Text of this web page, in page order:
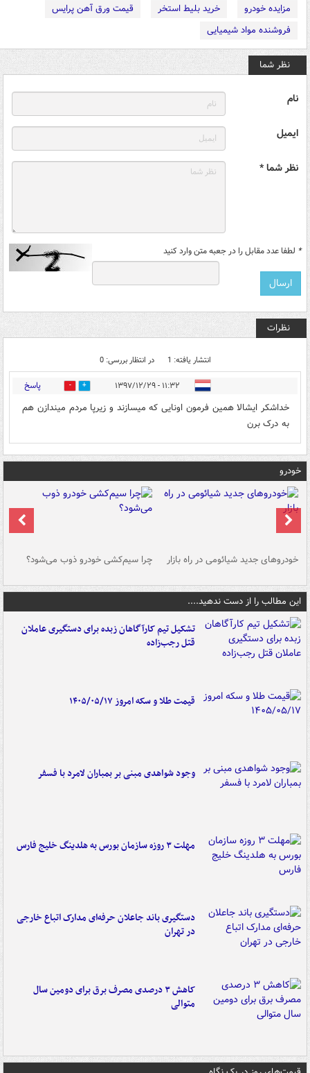
مزایده خودرو
خرید بلیط استخر
قیمت ورق آهن پرایس
فروشنده مواد شیمیایی
نظر شما
نام
ایمیل
نظر شما *
* لطفا عدد مقابل را در جعبه متن وارد کنید
نظرات
انتشار یافته: 1 در انتظار بررسی: 0
۱۱:۳۲ - ۱۳۹۷/۱۲/۲۹ 5 پاسخ
خداشکر ایشالا همین فرمون اونایی که میسازند و زیرپا مردم میندازن هم
به درک برن
خودرو
خودروهای جدید شیائومی در راه بازار چرا سیم‌کشی خودرو ذوب می‌شود؟
این مطالب را از دست ندهید....
تشکیل تیم کارآگاهان زبده برای دستگیری عاملان
قتل رجب‌زاده
قیمت طلا و سکه امروز ۱۴۰۵/۰۵/۱۷
وجود شواهدی مبنی بر بمباران لامرد با فسفر
مهلت ۳ روزه سازمان بورس به هلدینگ خلیج فارس
دستگیری باند جاعلان حرفه‌ای مدارک اتباع خارجی
در تهران
کاهش ۳ درصدی مصرف برق برای دومین سال
متوالی